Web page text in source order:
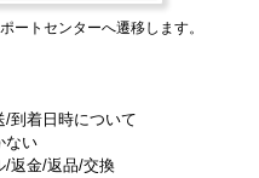
ートセンターへ遷移します。
/到着日時について
ない
/返金/返品/交換